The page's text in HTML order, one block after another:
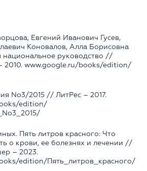
Евгений Иванович Гусев,
Коновалов, Алла Борисовна
национальное руководство //
2010. www.google.ru/books/edition/
No3/2015 // ЛитРес – 2017.
edition/
Пять литров красного: Что
о крови, ее болезнях и лечении //
– 2023.
edition/Пять_литров_красного/